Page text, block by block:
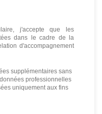
j'accepte que les
dans le cadre de la
d'accompagnement
supplémentaires sans
professionnelles
uniquement aux fins